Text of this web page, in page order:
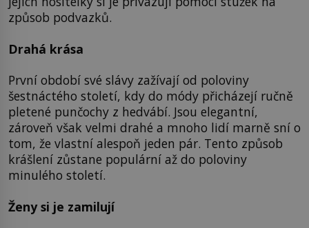
způsob podvazků.
Drahá krása
První období své slávy zažívají od poloviny
šestnáctého století, kdy do módy přicházejí ručně
pletené punčochy z hedvábí. Jsou elegantní,
zároveň však velmi drahé a mnoho lidí marně sní o
tom, že vlastní alespoň jeden pár. Tento způsob
krášlení zůstane populární až do poloviny
minulého století.
Ženy si je zamilují